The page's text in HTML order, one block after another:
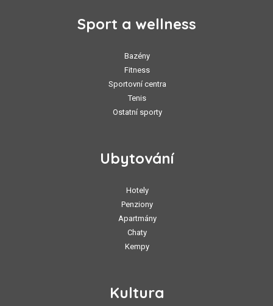
Sport a wellness
Bazény
Fitness
Sportovní centra
Tenis
Ostatní sporty
Ubytování
Hotely
Penziony
Apartmány
Chaty
Kempy
Kultura